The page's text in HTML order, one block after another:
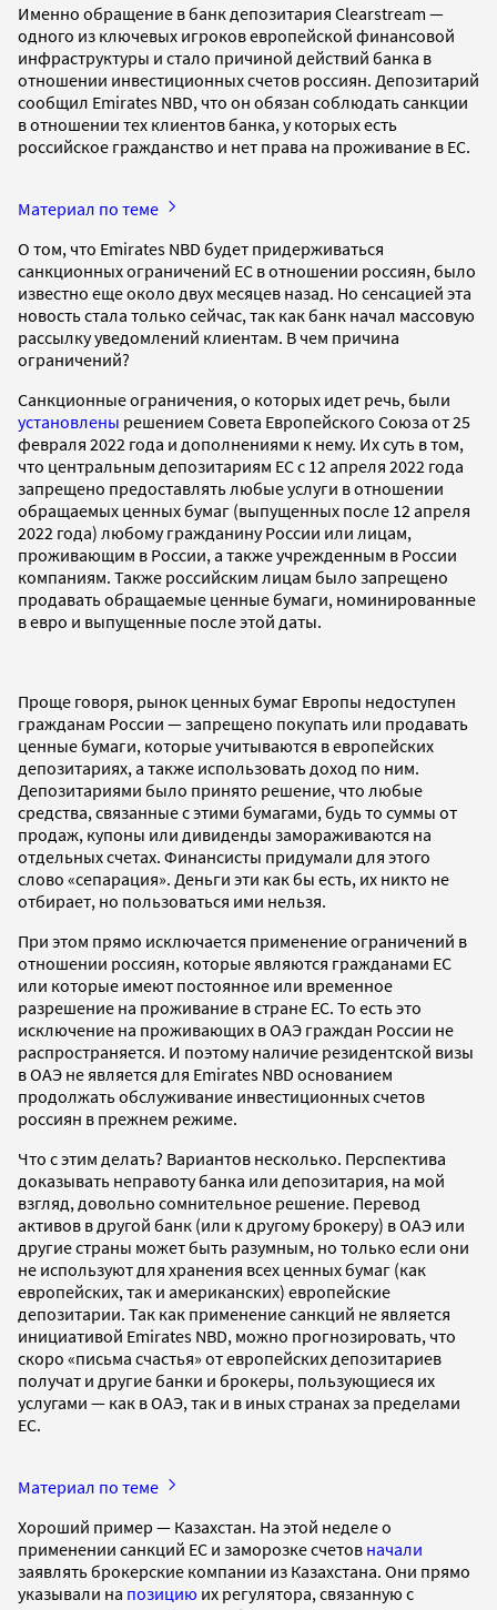
Именно обращение в банк депозитария Clearstream —
одного из ключевых игроков европейской финансовой
инфраструктуры и стало причиной действий банка в
отношении инвестиционных счетов россиян. Депозитарий
сообщил Emirates NBD, что он обязан соблюдать санкции
в отношении тех клиентов банка, у которых есть
российское гражданство и нет права на проживание в ЕС.
Материал по теме
О том, что Emirates NBD будет придерживаться
санкционных ограничений ЕС в отношении россиян, было
известно еще около двух месяцев назад. Но сенсацией эта
новость стала только сейчас, так как банк начал массовую
рассылку уведомлений клиентам. В чем причина
ограничений?
Санкционные ограничения, о которых идет речь, были
установлены решением Совета Европейского Союза от 25
февраля 2022 года и дополнениями к нему. Их суть в том,
что центральным депозитариям ЕС с 12 апреля 2022 года
запрещено предоставлять любые услуги в отношении
обращаемых ценных бумаг (выпущенных после 12 апреля
2022 года) любому гражданину России или лицам,
проживающим в России, а также учрежденным в России
компаниям. Также российским лицам было запрещено
продавать обращаемые ценные бумаги, номинированные
в евро и выпущенные после этой даты.
Проще говоря, рынок ценных бумаг Европы недоступен
гражданам России — запрещено покупать или продавать
ценные бумаги, которые учитываются в европейских
депозитариях, а также использовать доход по ним.
Депозитариями было принято решение, что любые
средства, связанные с этими бумагами, будь то суммы от
продаж, купоны или дивиденды замораживаются на
отдельных счетах. Финансисты придумали для этого
слово «сепарация». Деньги эти как бы есть, их никто не
отбирает, но пользоваться ими нельзя.
При этом прямо исключается применение ограничений в
отношении россиян, которые являются гражданами ЕС
или которые имеют постоянное или временное
разрешение на проживание в стране ЕС. То есть это
исключение на проживающих в ОАЭ граждан России не
распространяется. И поэтому наличие резидентской визы
в ОАЭ не является для Emirates NBD основанием
продолжать обслуживание инвестиционных счетов
россиян в прежнем режиме.
Что с этим делать? Вариантов несколько. Перспектива
доказывать неправоту банка или депозитария, на мой
взгляд, довольно сомнительное решение. Перевод
активов в другой банк (или к другому брокеру) в ОАЭ или
другие страны может быть разумным, но только если они
не используют для хранения всех ценных бумаг (как
европейских, так и американских) европейские
депозитарии. Так как применение санкций не является
инициативой Emirates NBD, можно прогнозировать, что
скоро «письма счастья» от европейских депозитариев
получат и другие банки и брокеры, пользующиеся их
услугами — как в ОАЭ, так и в иных странах за пределами
ЕС.
Материал по теме
Хороший пример — Казахстан. На этой неделе о
применении санкций ЕС и заморозке счетов начали
заявлять брокерские компании из Казахстана. Они прямо
указывали на позицию их регулятора, связанную с